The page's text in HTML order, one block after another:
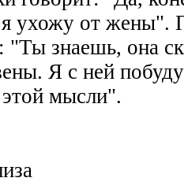
ухожу от жены".
знаешь, она
Я с ней
мысли".